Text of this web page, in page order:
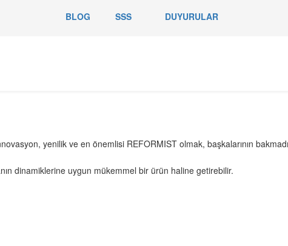
BLOG SSS DUYURULAR
yenilik ve en önemlisi REFORMIST olmak, başkalarının
dinamiklerine uygun mükemmel bir ürün haline getirebilir.